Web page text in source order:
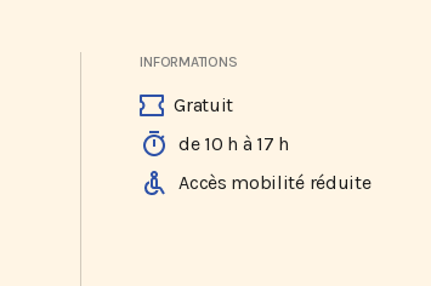
INFORMATIONS
Gratuit
de 10 h à 17 h
Accès mobilité réduite